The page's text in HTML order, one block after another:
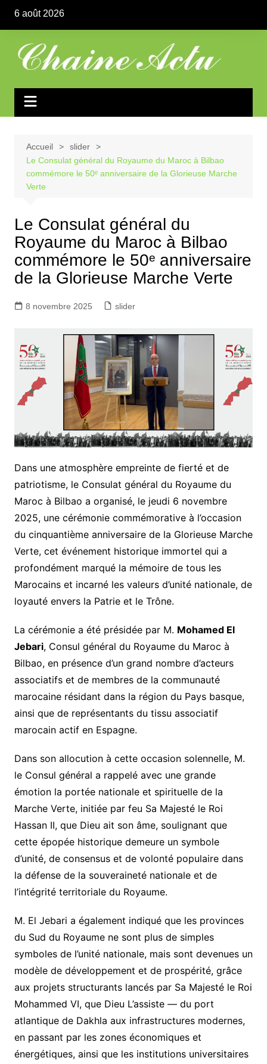
contenu
6 août 2026
Accueil
slider
Le Consulat général du Royaume du Maroc à Bilbao
commémore le 50ᵉ anniversaire de la Glorieuse Marche
Verte
Le Consulat général du
Royaume du Maroc à Bilbao
commémore le 50ᵉ anniversaire
de la Glorieuse Marche Verte
8 novembre 2025 slider
Dans une atmosphère empreinte de fierté et de
patriotisme, le Consulat général du Royaume du
Maroc à Bilbao a organisé, le jeudi 6 novembre
2025, une cérémonie commémorative à l’occasion
du cinquantième anniversaire de la Glorieuse Marche
Verte, cet événement historique immortel qui a
profondément marqué la mémoire de tous les
Marocains et incarné les valeurs d’unité nationale, de
loyauté envers la Patrie et le Trône.
La cérémonie a été présidée par M. Mohamed El
Jebari, Consul général du Royaume du Maroc à
Bilbao, en présence d’un grand nombre d’acteurs
associatifs et de membres de la communauté
marocaine résidant dans la région du Pays basque,
ainsi que de représentants du tissu associatif
marocain actif en Espagne.
Dans son allocution à cette occasion solennelle, M.
le Consul général a rappelé avec une grande
émotion la portée nationale et spirituelle de la
Marche Verte, initiée par feu Sa Majesté le Roi
Hassan II, que Dieu ait son âme, soulignant que
cette épopée historique demeure un symbole
d’unité, de consensus et de volonté populaire dans
la défense de la souveraineté nationale et de
l’intégrité territoriale du Royaume.
M. El Jebari a également indiqué que les provinces
du Sud du Royaume ne sont plus de simples
symboles de l’unité nationale, mais sont devenues un
modèle de développement et de prospérité, grâce
aux projets structurants lancés par Sa Majesté le Roi
Mohammed VI, que Dieu L’assiste — du port
atlantique de Dakhla aux infrastructures modernes,
en passant par les zones économiques et
énergétiques, ainsi que les institutions universitaires